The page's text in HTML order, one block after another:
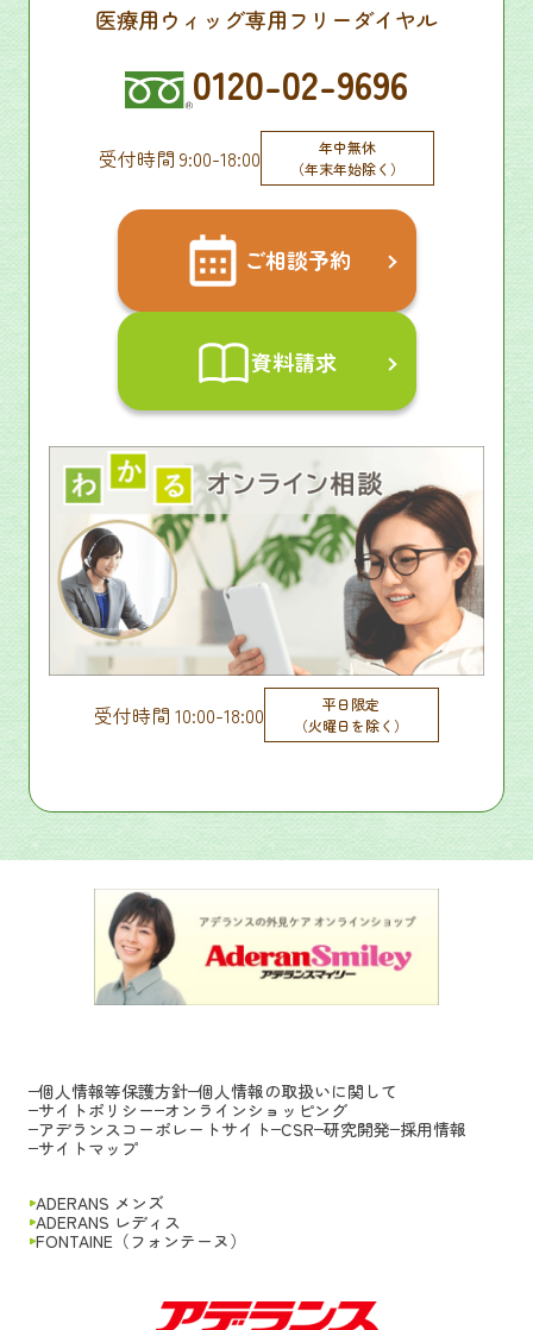
医療用ウィッグ専用フリーダイヤル
0120-02-9696
受付時間 9:00-18:00
年中無休
（年末年始除く）
ご相談予約
資料請求
受付時間 10:00-18:00
平日限定
（火曜日を除く）
個人情報等保護方針 個人情報の取扱いに関して
サイトポリシー オンラインショッピング
アデランスコーポレートサイト CSR 研究開発 採用情報
サイトマップ
ADERANS メンズ
ADERANS レディス
FONTAINE（フォンテーヌ）